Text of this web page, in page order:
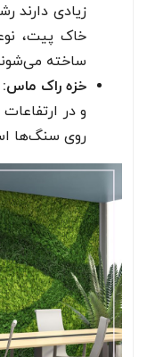
زیادی دارند
خاک پیت،
ساخته
خزه راک ماس:
و در
روی سنگ‌ها